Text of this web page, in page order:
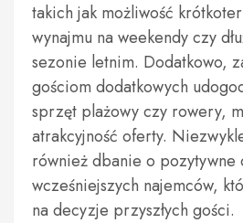
takich jak możliwość
wynajmu na weekendy czy
sezonie letnim. Dodatkowo,
gościom dodatkowych
sprzęt plażowy czy rowery,
atrakcyjność oferty.
również dbanie o pozytywne
wcześniejszych najemców,
na decyzje przyszłych gości.